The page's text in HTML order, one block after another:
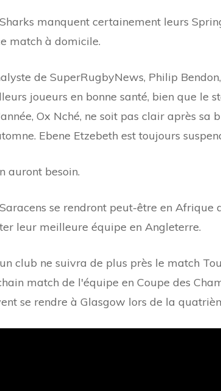
manquent certainement leurs
match à domicile.
de SuperRugbyNews, Philip
joueurs en bonne santé, bien que le
Ox Nché, ne soit pas clair après sa
Ebene Etzebeth est toujours
auront besoin.
se rendront peut-être en
leur meilleure équipe en Angleterre.
club ne suivra de plus près le match
match de l'équipe en Coupe des
se rendre à Glasgow lors de la